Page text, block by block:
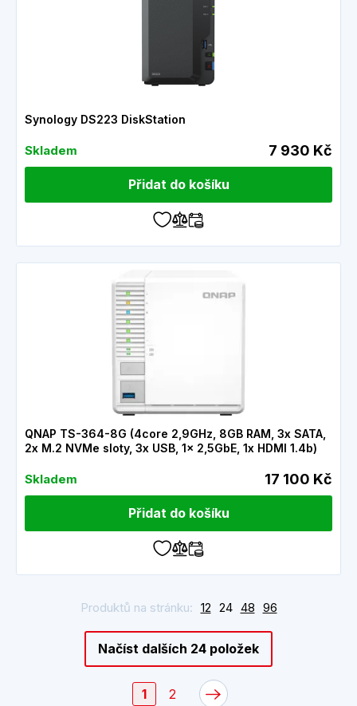
Synology DS223 DiskStation
Skladem 7 930 Kč
Přidat do košíku
QNAP TS-364-8G (4core 2,9GHz, 8GB RAM, 3x SATA,
2x M.2 NVMe sloty, 3x USB, 1x 2,5GbE, 1x HDMI 1.4b)
Skladem 17 100 Kč
Přidat do košíku
Produktů na stránku: 12 24 48 96
Načíst dalších 24 položek
1 2